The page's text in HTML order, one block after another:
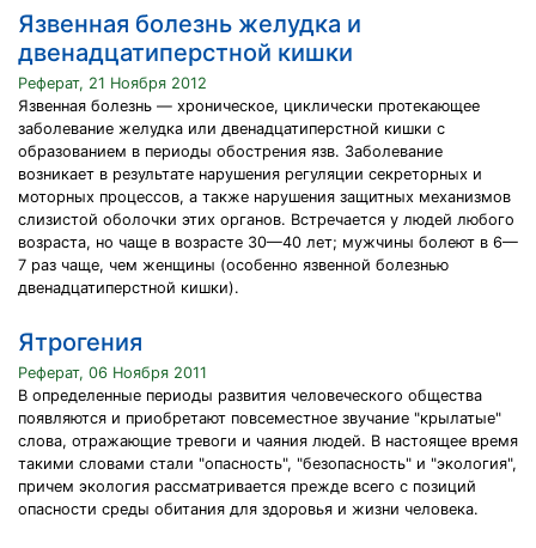
Язвенная болезнь желудка и
двенадцатиперстной кишки
Реферат, 21 Ноября 2012
Язвенная болезнь — хроническое, циклически протекающее
заболевание желудка или двенадцатиперстной кишки с
образованием в периоды обострения язв. Заболевание
возникает в результате нарушения регуляции секреторных и
моторных процессов, а также нарушения защитных механизмов
слизистой оболочки этих органов. Встречается у людей любого
возраста, но чаще в возрасте 30—40 лет; мужчины болеют в 6—
7 раз чаще, чем женщины (особенно язвенной болезнью
двенадцатиперстной кишки).
Ятрогения
Реферат, 06 Ноября 2011
В определенные периоды развития человеческого общества
появляются и приобретают повсеместное звучание "крылатые"
слова, отражающие тревоги и чаяния людей. В настоящее время
такими словами стали "опасность", "безопасность" и "экология",
причем экология рассматривается прежде всего с позиций
опасности среды обитания для здоровья и жизни человека.